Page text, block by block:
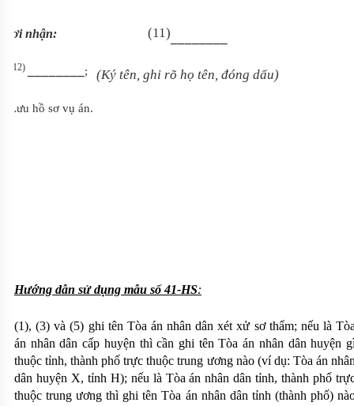
Nơi nhận:
(12) ;
- Lưu hồ sơ vụ án.
(11)
(Ký tên, ghi rõ họ tên, đóng dấu)
Hướng dẫn sử dụng mẫu số 41-HS:
(1), (3) và (5) ghi tên Tòa án nhân dân xét xử sơ thẩm; nếu là
án nhân dân cấp huyện thì cần ghi tên Tòa án nhân dân huyện
thuộc tỉnh, thành phố trực thuộc trung ương nào (ví dụ: Tòa án
dân huyện X, tỉnh H); nếu là Tòa án nhân dân tỉnh, thành phố
thuộc trung ương thì ghi tên Tòa án nhân dân tỉnh (thành phố)